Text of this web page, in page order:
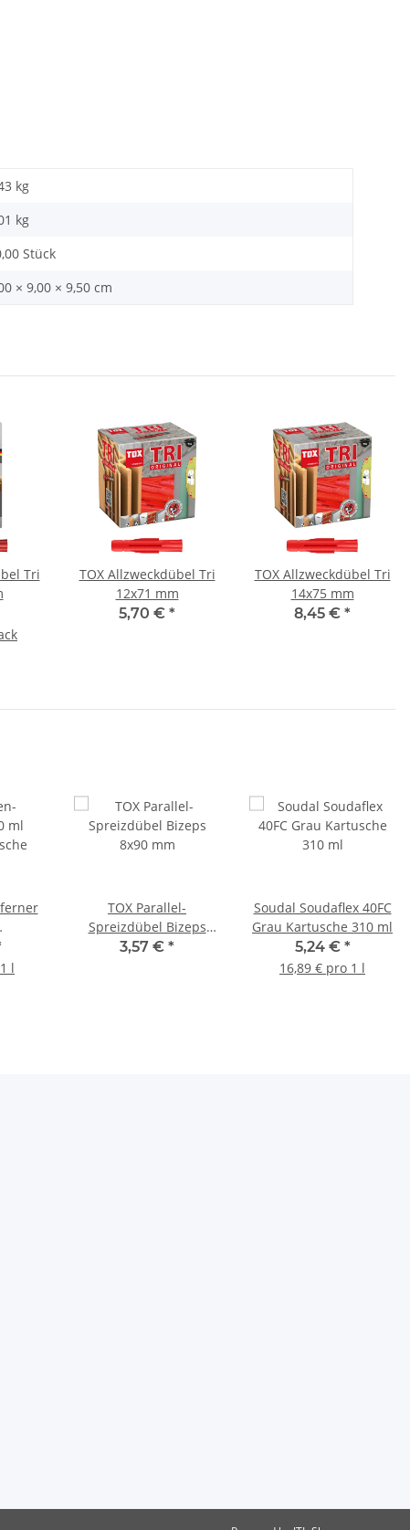
kg
kg
Stück
× 9,00 × 9,50 cm
Tri
TOX Allzweckdübel Tri
12x71 mm
5,70 € *
TOX Allzweckdübel Tri
14x75 mm
8,45 € *
l
TOX Parallel-
Spreizdübel Bizeps
8x90 mm
3,57 € *
Soudal Soudaflex 40FC
Grau Kartusche 310 ml
5,24 € *
16,89 € pro 1 l